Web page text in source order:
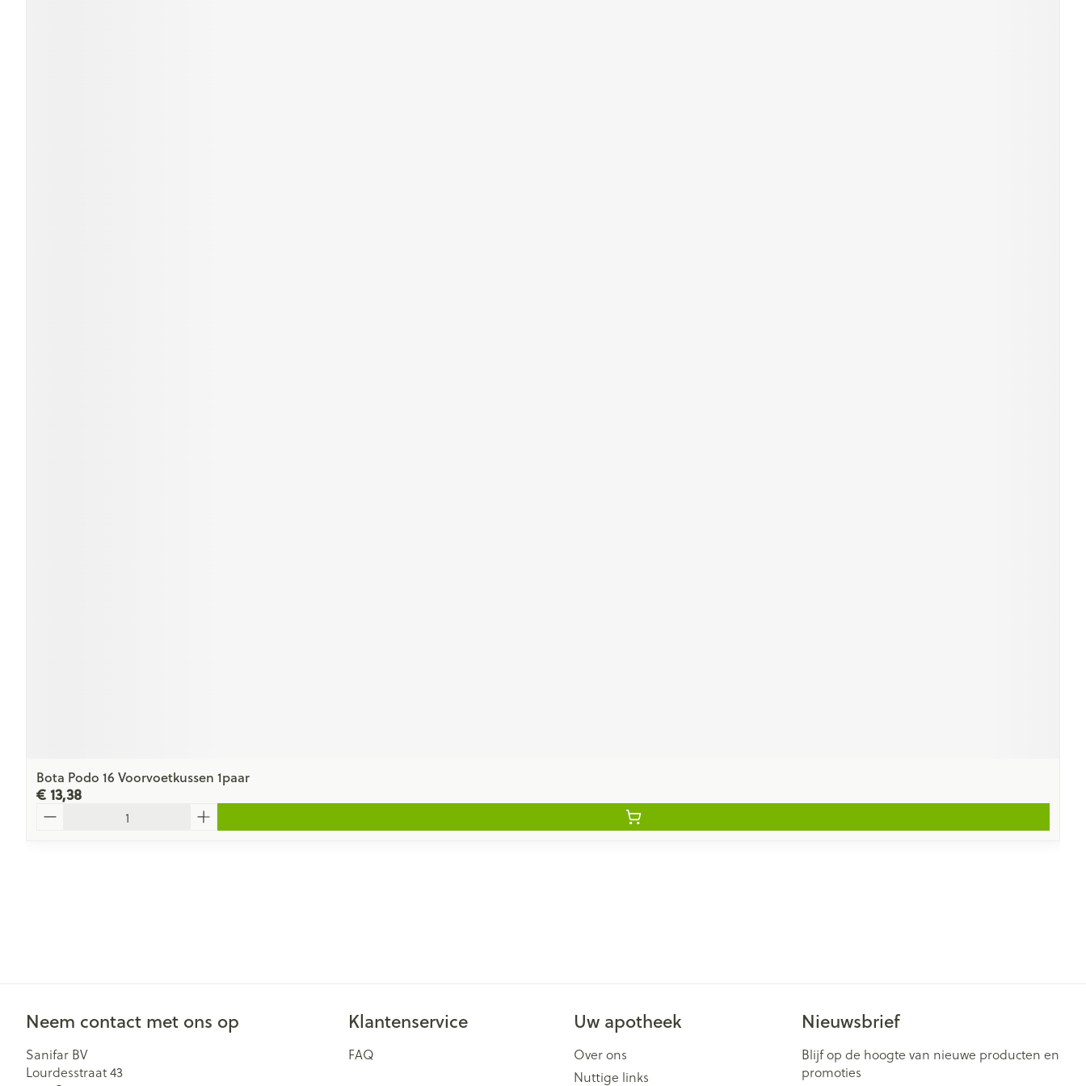
Bota Podo 16 Voorvoetkussen 1paar
€ 13,38
Neem contact met ons op
Sanifar BV
Lourdesstraat 43
Klantenservice
FAQ
Uw apotheek
Over ons
Nuttige links
Nieuwsbrief
Blijf op de hoogte van nieuwe producten en
promoties